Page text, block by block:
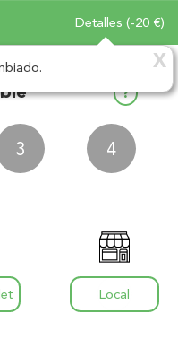
Detalles (-20 €)
X
?
Local